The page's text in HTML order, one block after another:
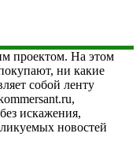
проектом. На этом
ни какие
собой ленту
искажения,
новостей